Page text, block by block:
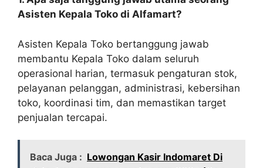
Asisten Kepala Toko di Alfamart?
Asisten Kepala Toko bertanggung jawab
membantu Kepala Toko dalam seluruh
operasional harian, termasuk pengaturan stok,
pelayanan pelanggan, administrasi, kebersihan
toko, koordinasi tim, dan memastikan target
penjualan tercapai.
Baca Juga : Lowongan Kasir Indomaret Di